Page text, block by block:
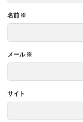
名前 ※
メール※
サイト